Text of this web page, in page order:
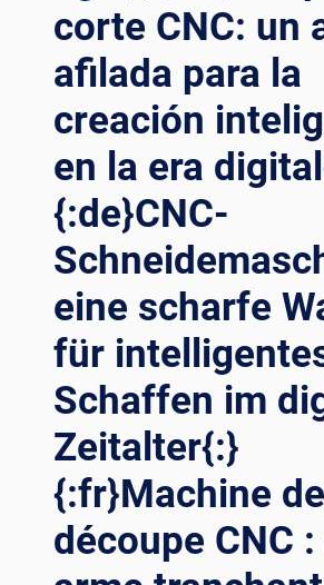
{:ES}INNOVAR
LA
TECNOLOGÍA
DE
POR
CHORRO
DE
AGUA
DOMINAR
MÁQUINA
DE
CORTE
POR
CHORRO
DE
AGUA
CNC
EFICIENTE
corte CNC: un
afilada para la
creación
en la era
{:de}CNC-
eine scharfe
für
Schaffen im
Zeitalter{:}
{:fr}Machine de
découpe CNC